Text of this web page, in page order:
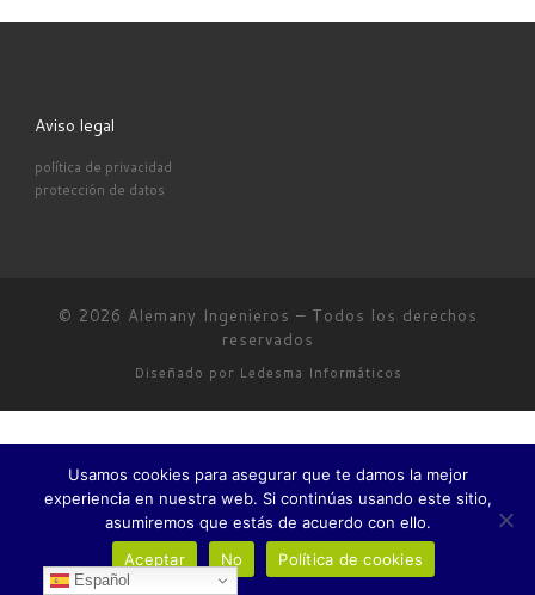
Aviso legal
política de privacidad
protección de datos
© 2026 Alemany Ingenieros – Todos los derechos
reservados
Diseñado por Ledesma Informáticos
Español
Usamos cookies para asegurar que te damos la mejor
experiencia en nuestra web. Si continúas usando este sitio,
asumiremos que estás de acuerdo con ello.
Aceptar
No Política de cookies